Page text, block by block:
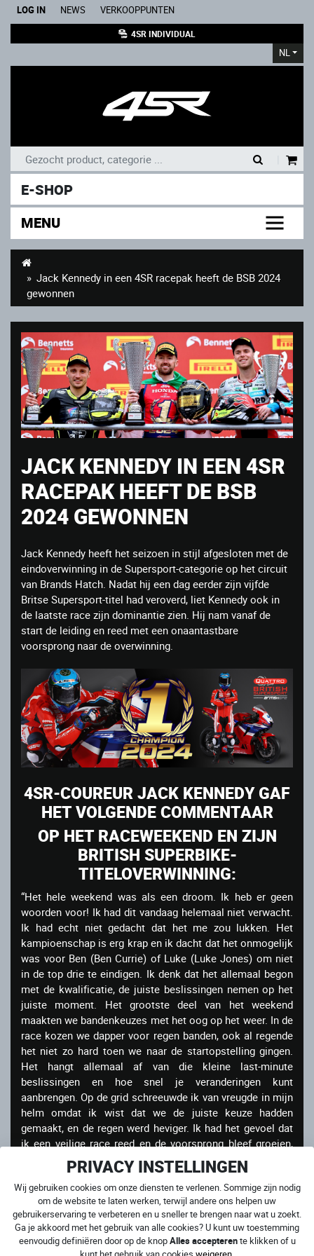
PRIVACY INSTELLINGEN
Wij gebruiken cookies om onze diensten te verlenen. Sommige zijn nodig
om de website te laten werken, terwijl andere ons helpen uw
gebruikerservaring te verbeteren en u sneller te brengen naar wat u zoekt.
Ga je akkoord met het gebruik van alle cookies? U kunt uw toestemming
eenvoudig definiëren door op de knopAlles accepterente klikken of u
LOG IN NEWS VERKOOPPUNTEN
4SR INDIVIDUAL
NL
E-SHOP
MENU
Jack Kennedy in een 4SR racepak heeft de BSB 2024
gewonnen
JACK KENNEDY IN EEN 4SR
RACEPAK HEEFT DE BSB
2024 GEWONNEN
Jack Kennedy heeft het seizoen in stijl afgesloten met de
eindoverwinning in de Supersport-categorie op het circuit
van Brands Hatch. Nadat hij een dag eerder zijn vijfde
Britse Supersport-titel had veroverd, liet Kennedy ook in
de laatste race zijn dominantie zien. Hij nam vanaf de
start de leiding en reed met een onaantastbare
voorsprong naar de overwinning.
4SR-COUREUR JACK KENNEDY GAF
HET VOLGENDE COMMENTAAR
OP HET RACEWEEKEND EN ZIJN
BRITISH SUPERBIKE-
TITELOVERWINNING:
“Het hele weekend was als een droom. Ik heb er geen
woorden voor! Ik had dit vandaag helemaal niet verwacht.
Ik had echt niet gedacht dat het me zou lukken. Het
kampioenschap is erg krap en ik dacht dat het onmogelijk
was voor Ben (Ben Currie) of Luke (Luke Jones) om niet
in de top drie te eindigen. Ik denk dat het allemaal begon
met de kwalificatie, de juiste beslissingen nemen op het
juiste moment. Het grootste deel van het weekend
maakten we bandenkeuzes met het oog op het weer. In de
race kozen we dapper voor regen banden, ook al regende
het niet zo hard toen we naar de startopstelling gingen.
Het hangt allemaal af van die kleine last-minute
beslissingen en hoe snel je veranderingen kunt
aanbrengen. Op de grid schreeuwde ik van vreugde in mijn
helm omdat ik wist dat we de juiste keuze hadden
gemaakt, en de regen werd heviger. Ik had het gevoel dat
ik een veilige race reed en de voorsprong bleef groeien,
wat altijd een geweldig gevoel is. Daarvoor wil ik vooral
mijn team bedanken. Dankzij hen kan ik de baan op en
iedereen laten zien dat ik een geweldige race kan rijden.
Zonder een team als Honda Racing UK zou ik dat niet
kunnen.”
“Na het behalen van de vijfde titel had ik het gevoel dat ik